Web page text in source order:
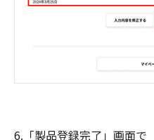
6.「製品登録完了」画面で